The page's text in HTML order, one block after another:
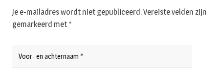
Je e-mailadres wordt niet gepubliceerd.Vereiste velden zijn
gemarkeerd met *